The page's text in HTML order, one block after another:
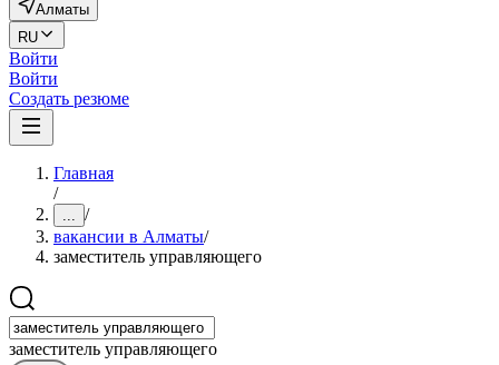
Алматы
RU
Войти
Войти
Создать резюме
Главная
/
... /
вакансии в Алматы/
заместитель управляющего
заместитель управляющего